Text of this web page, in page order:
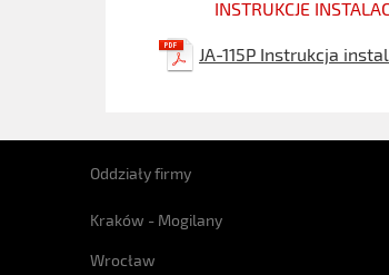
INSTRUKCJE
JA-115P Instrukcja
Oddziały firmy
Kraków - Mogilany
Wrocław